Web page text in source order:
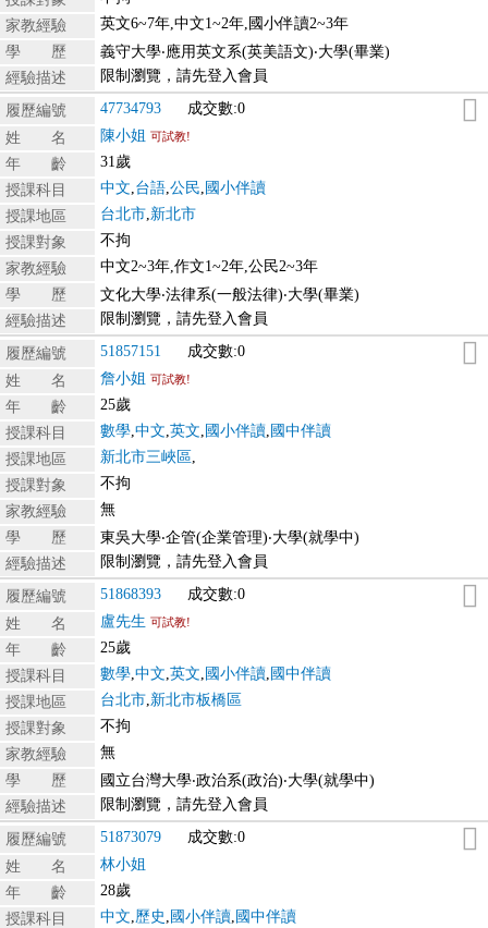
家教經驗
英文6~7年,中文1~2年,國小伴讀2~3年
學 歷
義守大學‧應用英文系(英美語文)‧大學(畢業)
經驗描述
限制瀏覽，請先登入會員
履歷編號 47734793
成交數:0
姓 名
陳小姐 可試教!
年 齡
31歲
授課科目
中文 台語 公民 國小伴讀
授課地區
台北市 新北市
授課對象
不拘
家教經驗
中文2~3年,作文1~2年,公民2~3年
學 歷
文化大學‧法律系(一般法律)‧大學(畢業)
經驗描述
限制瀏覽，請先登入會員
履歷編號 51857151
成交數:0
姓 名
詹小姐 可試教!
年 齡
25歲
授課科目
數學 中文 英文 國小伴讀 國中伴讀
授課地區
新北市三峽區
授課對象
不拘
家教經驗
無
學 歷
東吳大學‧企管(企業管理)‧大學(就學中)
經驗描述
限制瀏覽，請先登入會員
履歷編號 51868393
成交數:0
姓 名
盧先生 可試教!
年 齡
25歲
授課科目
數學 中文 英文 國小伴讀 國中伴讀
授課地區
台北市 新北市板橋區
授課對象
不拘
家教經驗
無
學 歷
國立台灣大學‧政治系(政治)‧大學(就學中)
經驗描述
限制瀏覽，請先登入會員
履歷編號 51873079
成交數:0
姓 名
林小姐
年 齡
28歲
授課科目
中文 歷史 國小伴讀 國中伴讀